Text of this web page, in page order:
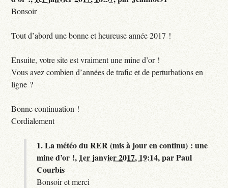
Bonsoir
Tout d’abord une bonne et heureuse année 2017 !
Ensuite, votre site est vraiment une mine d’or !
Vous avez combien d’années de trafic et de perturbations en
ligne ?
Bonne continuation !
Cordialement
1.La météo du RER (mis à jour en continu) : une
mine d’or !, 1er janvier 2017, 19:14,parPaul
Courbis
Bonsoir et merci